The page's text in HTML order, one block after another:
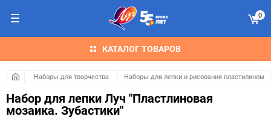
КАТАЛОГ ТОВАРОВ
0
Наборы для творчества Наборы для лепки и рисования пластилином
Набор для лепки Луч "Пластлиновая
мозаика. Зубастики"